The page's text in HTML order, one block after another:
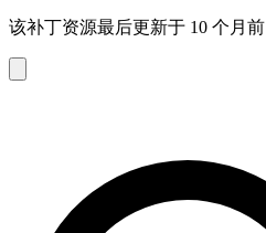
该补丁资源最后更新于 10 个月前